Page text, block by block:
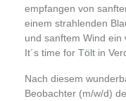
empfangen von
einem strahlenden
und sanftem Wind
It´s time for Tölt in
Nach diesem
Beobachter (m/w/d)